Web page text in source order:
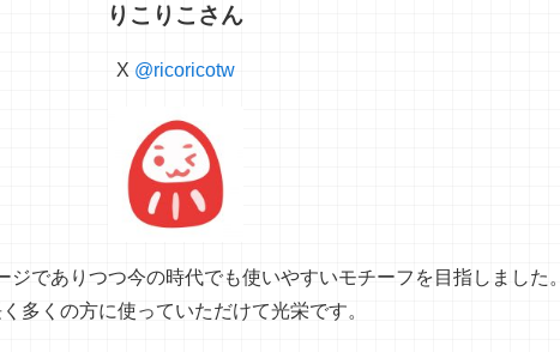
りこりこさん
X @ricoricotw
ジでありつつ今の時代でも使いやすいモチーフを目指しました。
多くの方に使っていただけて光栄です。